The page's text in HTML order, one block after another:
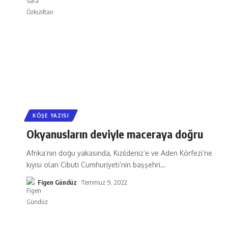
KÖŞE YAZISI
Okyanusların deviyle maceraya doğru
Afrika’nın doğu yakasında, Kızıldeniz’e ve Aden Körfezi’ne
kıyısı olan Cibuti Cumhuriyeti’nin başşehri…
Figen Gündüz Temmuz 9, 2022